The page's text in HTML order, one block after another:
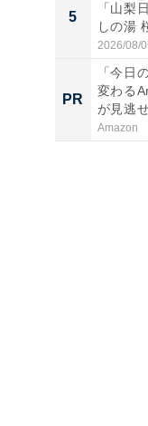
5
「山梨
しの湯
2026/08/
PR
「今日
変わる
が見逃
Amazon